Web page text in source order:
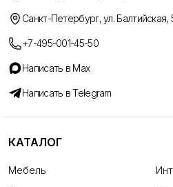
Санкт-Петербург, ул. Балтийская,
+7-495-001-45-50
Написать в Max
Написать в Telegram
КАТАЛОГ
Мебель